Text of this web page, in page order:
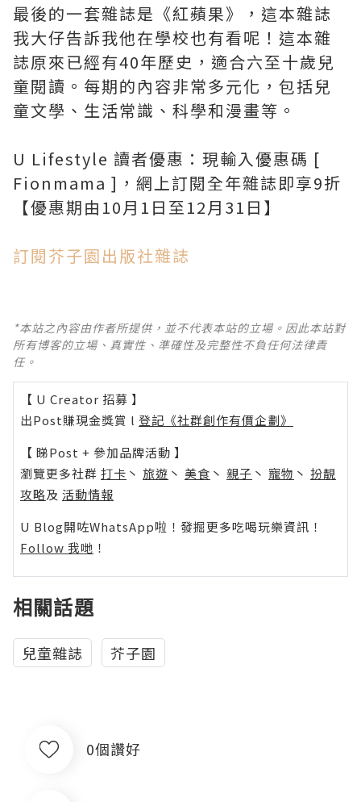
最後的一套雜誌是《紅蘋果》，這本雜誌
我大仔告訴我他在學校也有看呢！這本雜
誌原來已經有40年歷史，適合六至十歲兒
童閱讀。每期的內容非常多元化，包括兒
童文學、生活常識、科學和漫畫等。
U Lifestyle 讀者優惠：現輸入優惠碼 [
Fionmama ] ，網上訂閱全年雜誌即享9折
【優惠期由10月1日至 12月 31 日】
訂閱芥子園出版社雜誌
*本站之內容由作者所提供，並不代表本站的立場。因此本站對
所有博客的立場、真實性、準確性及完整性不負任何法律責
任。
【 U Creator 招募 】
出Post賺現金獎賞 l 登記《社群創作有價企劃》
【 睇Post + 參加品牌活動 】
瀏覽更多社群 打卡 丶 旅遊 丶 美食 丶 親子 丶 寵物 丶 扮靚
攻略及 活動情報
U Blog開咗WhatsApp啦！發掘更多吃喝玩樂資訊！
Follow 我哋 ！
相關話題
兒童雜誌 芥子園
0個讚好